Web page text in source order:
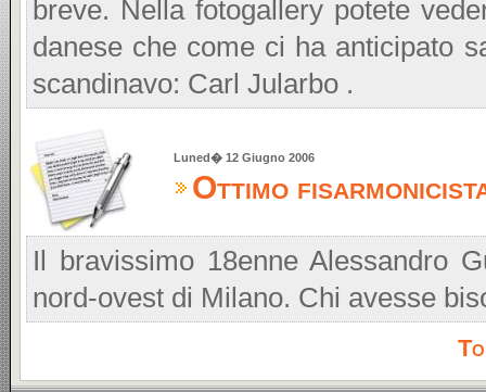
breve. Nella fotogallery potete
danese che come ci ha anticipato
scandinavo: Carl Jularbo .
Luned� 12 Giugno 2006
Ottimo
Il bravissimo 18enne Alessandro
nord-ovest di Milano. Chi avesse